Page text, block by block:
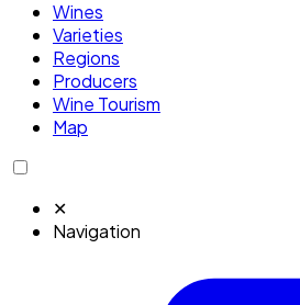
Wines
Varieties
Regions
Producers
Wine Tourism
Map
✕
Navigation